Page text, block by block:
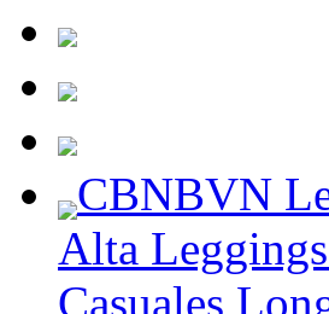
CBNBVN
Alta
Casuales